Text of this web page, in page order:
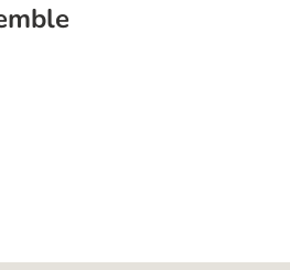
Care pour chien